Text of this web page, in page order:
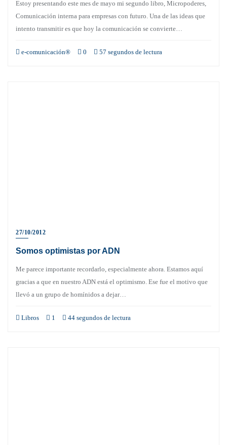
Estoy presentando este mes de mayo mi segundo libro, Micropoderes,
Comunicación interna para empresas con futuro. Una de las ideas que
intento transmitir es que hoy la comunicación se convierte…
e-comunicación® 0 57 segundos de lectura
27/10/2012
Somos optimistas por ADN
Me parece importante recordarlo, especialmente ahora. Estamos aquí
gracias a que en nuestro ADN está el optimismo. Ese fue el motivo que
llevó a un grupo de homínidos a dejar…
Libros 1 44 segundos de lectura